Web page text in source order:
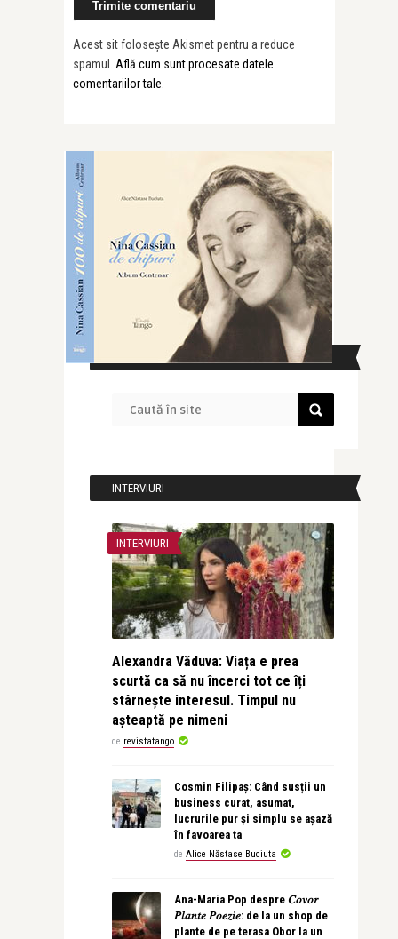
Acest sit folosește Akismet pentru a reduce
spamul. Află cum sunt procesate datele
comentariilor tale
CAUTĂ ÎN SITE
INTERVIURI
INTERVIURI
Alexandra Văduva: Viața e prea
scurtă ca să nu încerci tot ce îți
stârnește interesul. Timpul nu
așteaptă pe nimeni
de revistatango
Cosmin Filipaș: Când susții un
business curat, asumat,
lucrurile pur și simplu se așază
în favoarea ta
de Alice Năstase Buciuta
Ana-Maria Pop despre 𝐶𝑜𝑣𝑜𝑟
𝑃𝑙𝑎𝑛𝑡𝑒 𝑃𝑜𝑒𝑧𝑖𝑒: de la un shop de
plante de pe terasa Obor la un